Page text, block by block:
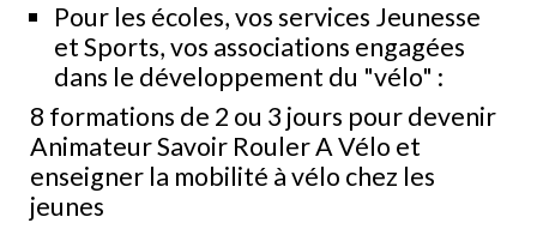
Pour les écoles, vos services Jeunesse
et Sports, vos associations engagées
dans le développement du "vélo" :
8 formations de 2 ou 3 jours pour devenir
Animateur Savoir Rouler A Vélo et
enseigner la mobilité à vélo chez les
jeunes